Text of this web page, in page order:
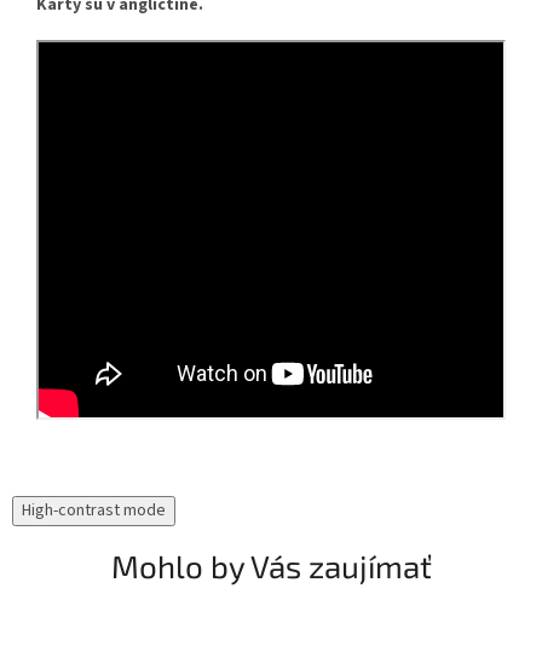
Karty sú v angličtine.
High-contrast mode
Mohlo by Vás zaujímať